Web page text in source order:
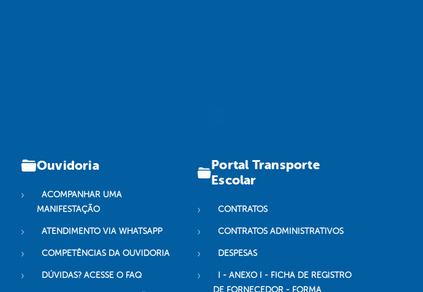
Ouvidoria
ACOMPANHAR UMA
MANIFESTAÇÃO
ATENDIMENTO VIA WHATSAPP
COMPETÊNCIAS DA OUVIDORIA
DÚVIDAS? ACESSE O FAQ
Portal Transporte
Escolar
CONTRATOS
CONTRATOS ADMINISTRATIVOS
DESPESAS
I - ANEXO I - FICHA DE REGISTRO
DE FORNECEDOR - FORMA